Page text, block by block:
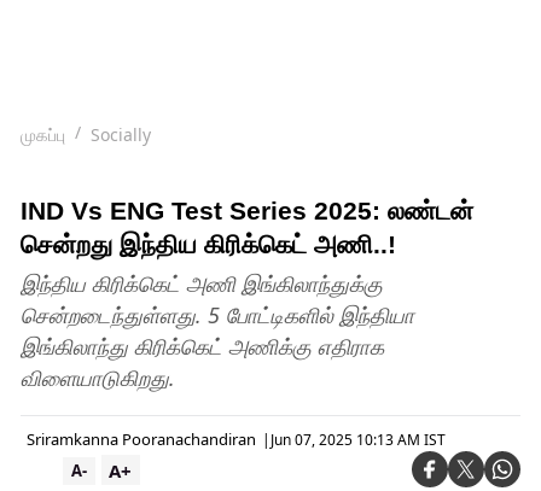
முகப்பு Socially
IND Vs ENG Test Series 2025: லண்டன்
சென்றது இந்திய கிரிக்கெட் அணி..!
இந்திய கிரிக்கெட் அணி இங்கிலாந்துக்கு
சென்றடைந்துள்ளது. 5 போட்டிகளில் இந்தியா
இங்கிலாந்து கிரிக்கெட் அணிக்கு எதிராக
விளையாடுகிறது.
Sriramkanna Pooranachandiran | Jun 07, 2025 10:13 AM IST
A+
A-